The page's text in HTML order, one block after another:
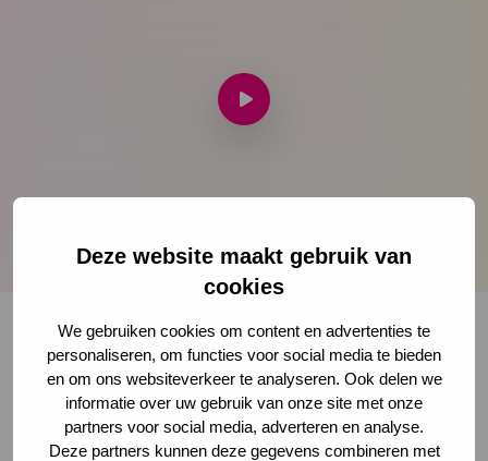
Deze website maakt gebruik van
cookies
We gebruiken cookies om content en advertenties te
personaliseren, om functies voor social media te bieden
en om ons websiteverkeer te analyseren. Ook delen we
informatie over uw gebruik van onze site met onze
partners voor social media, adverteren en analyse.
Deze partners kunnen deze gegevens combineren met
Speel
Onze nieuwsbrief ontvangen?
Schrijf je in